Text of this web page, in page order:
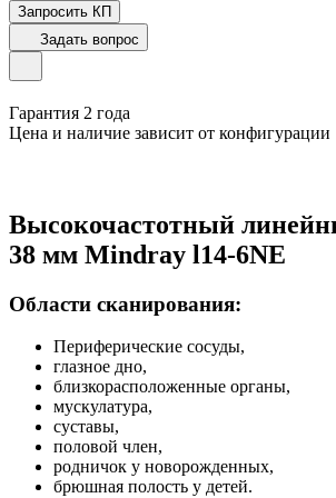
Запросить КП
Задать вопрос
Гарантия 2 года
Цена и наличие зависит от конфигурации
Высокочастотный
38 мм Mindray l14-6NE
Области сканирования:
Периферические сосуды,
глазное дно,
близкорасположенные органы,
мускулатура,
суставы,
половой член,
родничок у новорожденных,
брюшная полость у детей.